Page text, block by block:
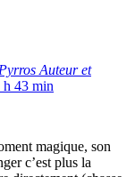
Pyrros Auteur et
h 43 min
magique, son
c’est plus la